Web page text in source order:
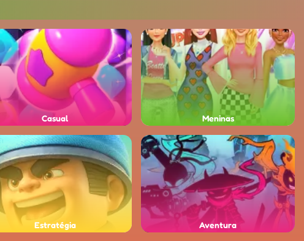
Casual Meninas
Estratégia Aventura